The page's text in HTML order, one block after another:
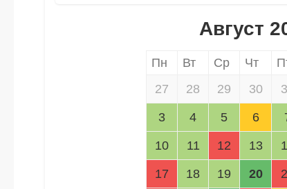
Август
Пн Вт Ср Чт
27
28 29 30
3 4 5 6
10 11 12 13
17 18 19 20